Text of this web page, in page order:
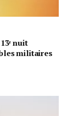
nuit
militaires